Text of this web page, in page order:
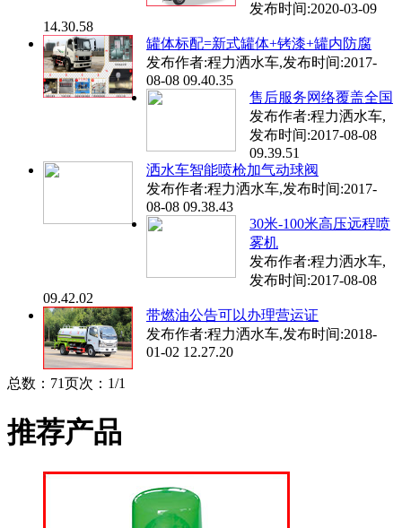
发布时间:2020-03-09
14.30.58
罐体标配=新式罐体+铐漆+罐内防腐
发布作者:程力洒水车,发布时间:2017-
08-08 09.40.35
售后服务网络覆盖全国
发布作者:程力洒水车,
发布时间:2017-08-08
09.39.51
洒水车智能喷枪加气动球阀
发布作者:程力洒水车,发布时间:2017-
08-08 09.38.43
30米-100米高压远程喷
雾机
发布作者:程力洒水车,
发布时间:2017-08-08
09.42.02
带燃油公告可以办理营运证
发布作者:程力洒水车,发布时间:2018-
01-02 12.27.20
总数：71页次：1/1
推荐产品